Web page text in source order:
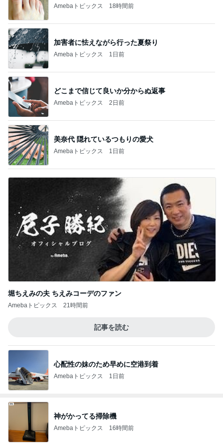
Amebaトピックス 18時間前
加害者に怯えながら行った夏祭り
Amebaトピックス 1日前
どこまで信じて良いか分からぬ返事
Amebaトピックス 2日前
美奈代 隠れているつもりの愛犬
Amebaトピックス 1日前
堀ちえみの夫 ちえみコーデのファン
Amebaトピックス 21時間前
記事を読む
心配性の妹のため早めに空港到着
Amebaトピックス 1日前
神がかってる掃除機
Amebaトピックス 16時間前